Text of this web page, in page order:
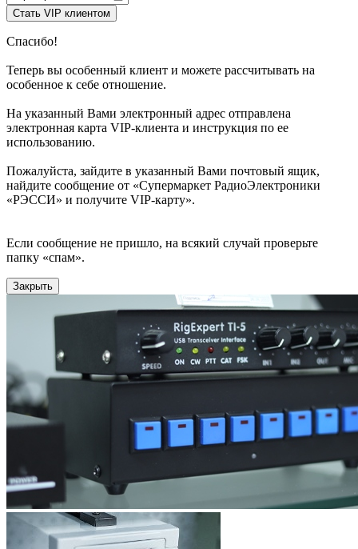
Спасибо!
Теперь вы особенный клиент и можете рассчитывать на
особенное к себе отношение.
На указанный Вами электронный адрес отправлена
электронная карта VIP-клиента и инструкция по ее
использованию.
Пожалуйста, зайдите в указанный Вами почтовый ящик,
найдите сообщение от «Супермаркет РадиоЭлектроники
«РЭССИ» и получите VIP-карту».
Если сообщение не пришло, на всякий случай проверьте
папку «спам».